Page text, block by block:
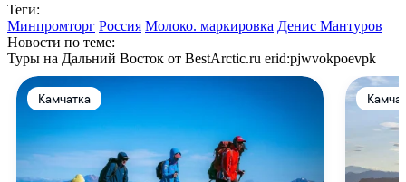
Теги:
Минпромторг Россия Молоко. маркировка Денис Мантуров
Новости по теме:
Туры на Дальний Восток от BestArctic.ru erid:pjwvokpoevpk